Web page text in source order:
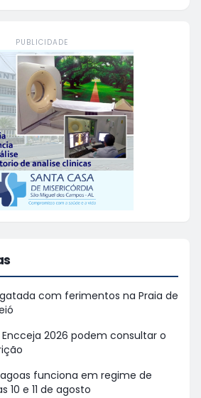
PUBLICIDADE
com ferimentos na Praia de
2026 podem consultar o
funciona em regime de
10 e 11 de agosto